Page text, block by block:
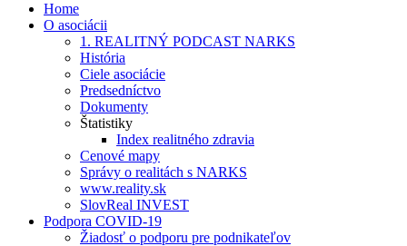
Home
O asociácii
1. REALITNÝ PODCAST NARKS
História
Ciele asociácie
Predsedníctvo
Dokumenty
Štatistiky
Index realitného zdravia
Cenové mapy
Správy o realitách s NARKS
www.reality.sk
SlovReal INVEST
Podpora COVID-19
Žiadosť o podporu pre podnikateľov